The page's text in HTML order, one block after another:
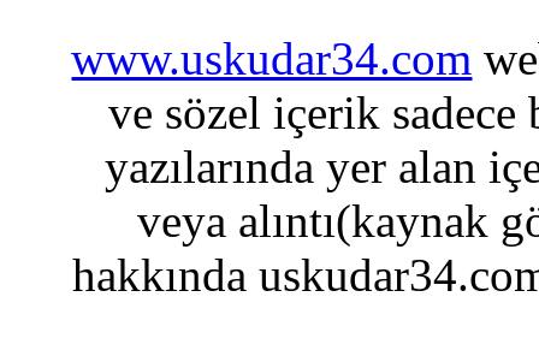
www.uskudar34.com
ve sözel içerik sadece
yazılarında yer alan
veya alıntı(kaynak
hakkında